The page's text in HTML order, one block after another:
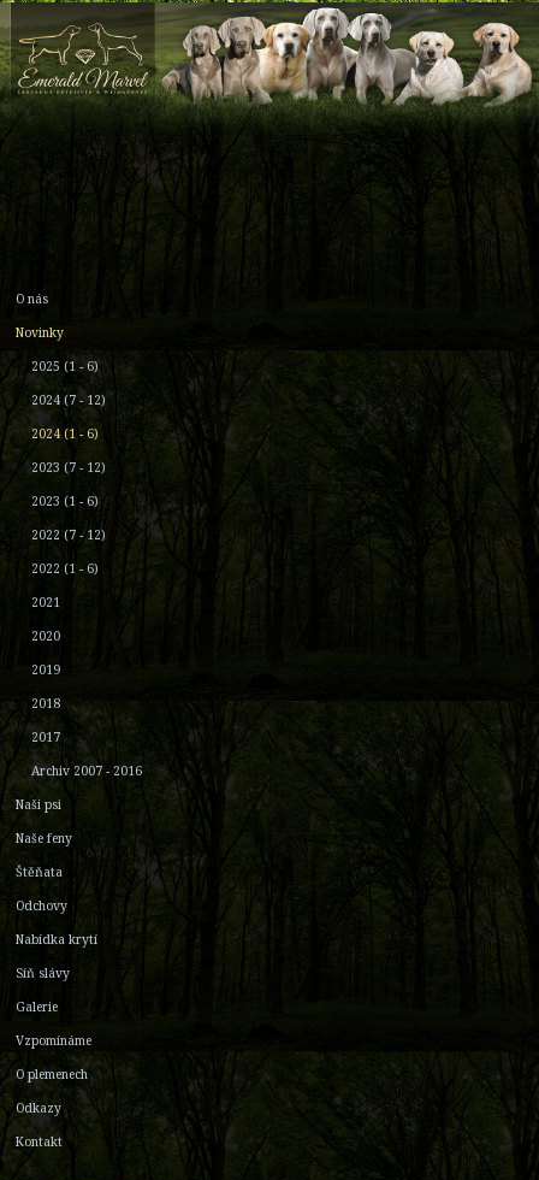
O nás
Novinky
2025 (1 - 6)
2024 (7 - 12)
2024 (1 - 6)
2023 (7 - 12)
2023 (1 - 6)
2022 (7 - 12)
2022 (1 - 6)
2021
2020
2019
2018
2017
Archiv 2007 - 2016
Naši psi
Naše feny
Štěňata
Odchovy
Nabídka krytí
Síň slávy
Galerie
Vzpomínáme
O plemenech
Odkazy
Kontakt